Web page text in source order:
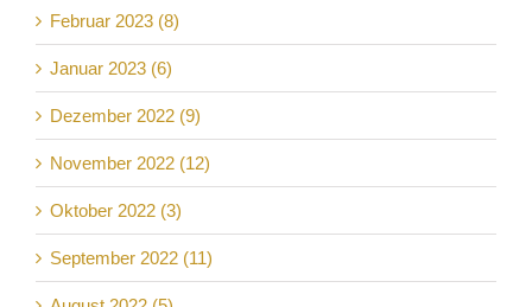
Februar 2023 (8)
Januar 2023 (6)
Dezember 2022 (9)
November 2022 (12)
Oktober 2022 (3)
September 2022 (11)